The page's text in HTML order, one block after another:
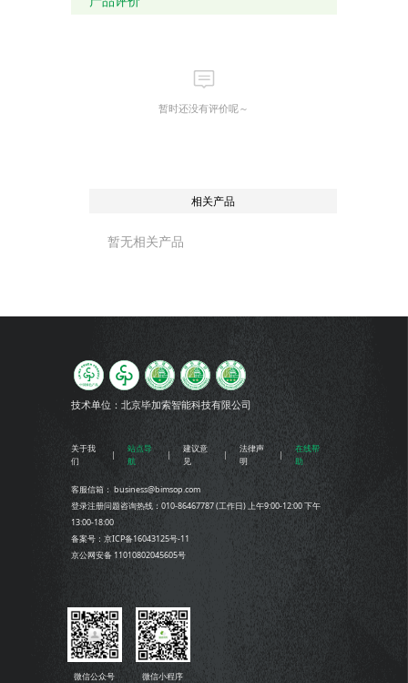
暂时还没有评价呢～
相关产品
暂无相关产品
技术单位：北京毕加索智能科技有限公司
关于我
们
站点导
航
建议意
见
法律声
明
在线帮
助
客服信箱： business@bimsop.com
登录注册问题咨询热线：010-86467787 (工作日) 上午9:00-12:00 下午
13:00-18:00
备案号：京ICP备16043125号-11
京公网安备 11010802045605号
微信公众号 微信小程序